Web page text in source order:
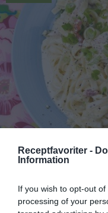
Receptfavoriter -
Information
If you wish to opt-out
processing of your
Pasta med
kycklingfilé,
tagliatelle...